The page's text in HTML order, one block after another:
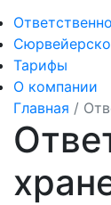
Тарифы
О компании
Главная /